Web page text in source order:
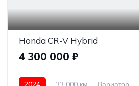
Honda CR-V Hybrid
4 300 000 ₽